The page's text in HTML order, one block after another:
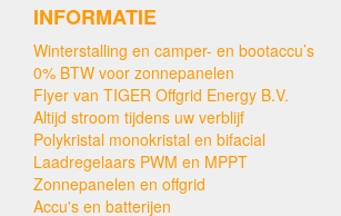
INFORMATIE
Winterstalling en camper- en bootaccu’s
0% BTW voor zonnepanelen
Flyer van TIGER Offgrid Energy B.V.
Altijd stroom tijdens uw verblijf
Polykristal monokristal en bifacial
Laadregelaars PWM en MPPT
Zonnepanelen en offgrid
Accu's en batterijen